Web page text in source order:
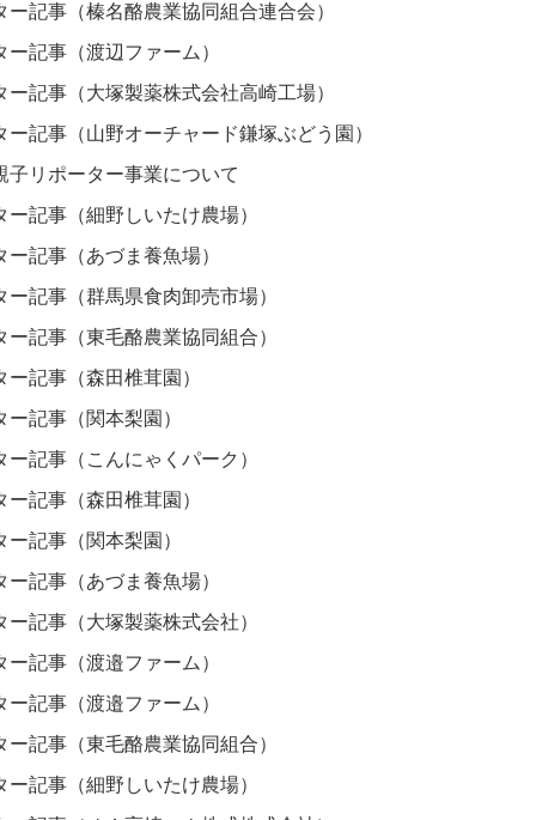
記事（榛名酪農業協同組合連合会）
記事（渡辺ファーム）
記事（大塚製薬株式会社高崎工場）
記事（山野オーチャード鎌塚ぶどう園）
リポーター事業について
記事（細野しいたけ農場）
記事（あづま養魚場）
記事（群馬県食肉卸売市場）
記事（東毛酪農業協同組合）
記事（森田椎茸園）
記事（関本梨園）
記事（こんにゃくパーク）
記事（森田椎茸園）
記事（関本梨園）
記事（あづま養魚場）
記事（大塚製薬株式会社）
記事（渡邉ファーム）
記事（渡邉ファーム）
記事（東毛酪農業協同組合）
記事（細野しいたけ農場）